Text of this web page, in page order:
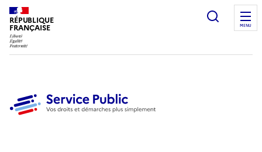
RÉPUBLIQUE
FRANÇAISE
Ouvrir
MENU